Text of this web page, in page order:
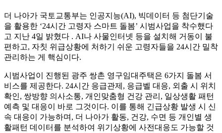
더 나아가 국토교통부는 인공지능(AI), 빅데이터 등 첨단기술
을 활용한 ‘24시간 고령자 스마트 돌봄’ 시범사업을 착수했다
고 지난 4일 밝혔다 . AI나 사물인터넷 등을 설치해 거동이 불
편하고, 자칫 위급상황에 처하기 쉬운 고령자들을 24시간 밀착
관리하는 게 핵심이다.
시범사업이 진행된 광주 쌍촌 영구임대주택은 6가지 돌봄 서
비스를 제공한다. 24시간 응급관제, 응급벨 대응, 외출 시 위치
확인, 쌍방향 의사소통, 개인맞춤형 건강 관리, 일상생활 패턴
예측 및 대응이 바로 그것이다. 이를 통해 긴급상황 발생 시 신
속 대응이 가능하며, 더 나아가 활동, 건강, 수면 등 개인별 생
활패턴 데이터를 분석하여 위기상황에 사전대응도 가능할 것